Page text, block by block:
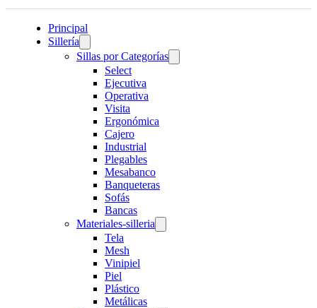
Principal
Sillería
Sillas por Categorías
Select
Ejecutiva
Operativa
Visita
Ergonómica
Cajero
Industrial
Plegables
Mesabanco
Banqueteras
Sofás
Bancas
Materiales-silleria
Tela
Mesh
Vinipiel
Piel
Plástico
Metálicas